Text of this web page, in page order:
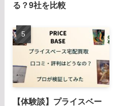
る？9社を比較
【体験談】プライスベー